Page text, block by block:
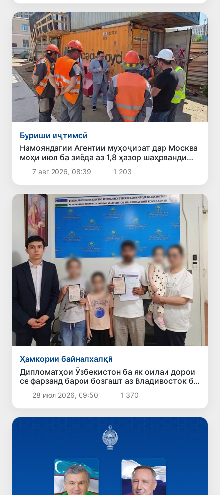
Буриши иҷтимоӣ
Намояндагии Агентии муҳоҷират дар Москва
моҳи июл ба зиёда аз 1,8 ҳазор шаҳрванди
Ӯзбекистон кумак расонд
7 авг 2026, 08:39 1 203
Ҳамкории байналхалқӣ
Дипломатҳои Ӯзбекистон ба як оилаи дорои
се фарзанд барои бозгашт аз Владивосток ба
Ватан кумак карданд
28 июл 2026, 09:50 1 370